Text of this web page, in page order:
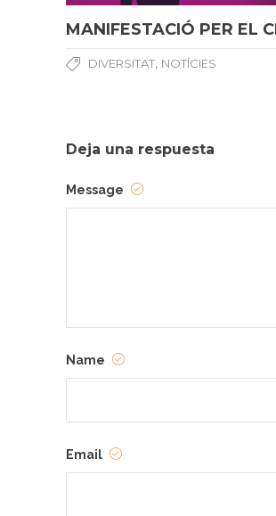
MANIFESTACIÓ PER EL
DIVERSITAT, NOTÍCIES
Deja una respuesta
Message
Name
Email